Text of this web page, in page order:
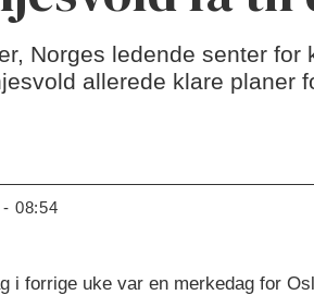
Norges ledende senter
allerede klare planer
- 08:54
i forrige uke var en merkedag for